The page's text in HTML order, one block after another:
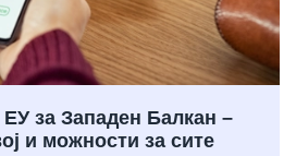
за Западен Балкан –
и можности за сите